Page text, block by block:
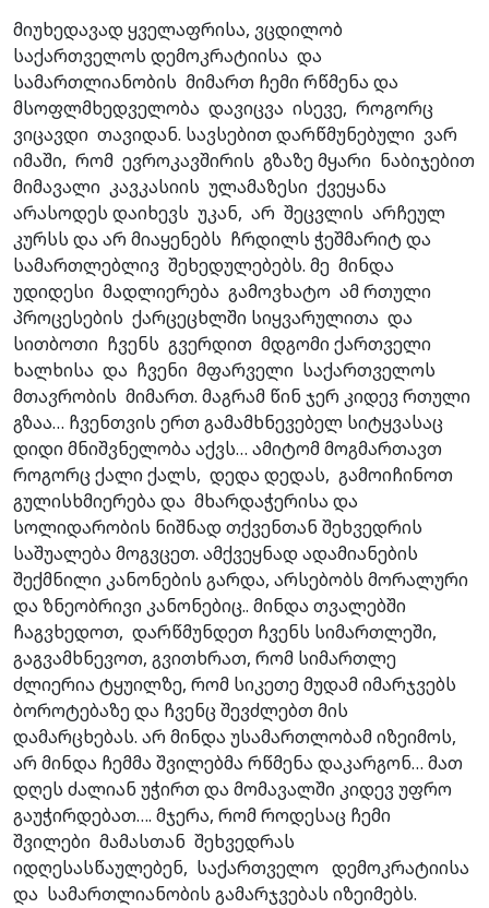
მიუხედავად ყველაფრისა, ვცდილობ
საქართველოს დემოკრატიისა და
სამართლიანობის მიმართ ჩემი რწმენა და
მსოფლმხედველობა დავიცვა ისევე, როგორც
ვიცავდი თავიდან. სავსებით დარწმუნებული ვარ
იმაში, რომ ევროკავშირის გზაზე მყარი ნაბიჯებით
მიმავალი კავკასიის ულამაზესი ქვეყანა
არასოდეს დაიხევს უკან, არ შეცვლის არჩეულ
კურსს და არ მიაყენებს ჩრდილს ჭეშმარიტ და
სამართლებლივ შეხედულებებს. მე მინდა
უდიდესი მადლიერება გამოვხატო ამ რთული
პროცესების ქარცეცხლში სიყვარულითა და
სითბოთი ჩვენს გვერდით მდგომი ქართველი
ხალხისა და ჩვენი მფარველი საქართველოს
მთავრობის მიმართ. მაგრამ წინ ჯერ კიდევ რთული
გზაა… ჩვენთვის ერთ გამამხნევებელ სიტყვასაც
დიდი მნიშვნელობა აქვს… ამიტომ მოგმართავთ
როგორც ქალი ქალს, დედა დედას, გამოიჩინოთ
გულისხმიერება და მხარდაჭერისა და
სოლიდარობის ნიშნად თქვენთან შეხვედრის
საშუალება მოგვცეთ. ამქვეყნად ადამიანების
შექმნილი კანონების გარდა, არსებობს მორალური
და ზნეობრივი კანონებიც.. მინდა თვალებში
ჩაგვხედოთ, დარწმუნდეთ ჩვენს სიმართლეში,
გაგვამხნევოთ, გვითხრათ, რომ სიმართლე
ძლიერია ტყუილზე, რომ სიკეთე მუდამ იმარჯვებს
ბოროტებაზე და ჩვენც შევძლებთ მის
დამარცხებას. არ მინდა უსამართლობამ იზეიმოს,
არ მინდა ჩემმა შვილებმა რწმენა დაკარგონ… მათ
დღეს ძალიან უჭირთ და მომავალში კიდევ უფრო
გაუჭირდებათ…. მჯერა, რომ როდესაც ჩემი
შვილები მამასთან შეხვედრას
იდღესასწაულებენ, საქართველო დემოკრატიისა
და სამართლიანობის გამარჯვებას იზეიმებს.